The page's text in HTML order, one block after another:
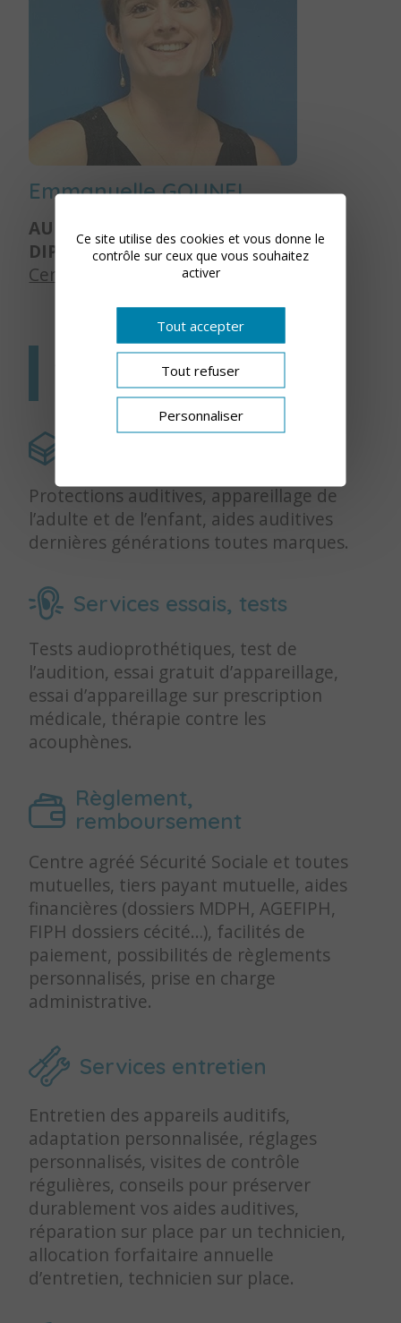
Emmanuelle GOUNEL
AUDIOPROTHÉSISTE
DIPLÔMÉE D’ÉTAT
Centre de Châteauneuf-sur-Loire
SERVICES DU CENTRE
D’AUDITION
Protections auditives, appareillage de
l’adulte et de l’enfant, aides auditives
dernières générations toutes marques.
Services essais, tests
Tests audioprothétiques, test de
l’audition, essai gratuit d’appareillage,
essai d’appareillage sur prescription
médicale, thérapie contre les
acouphènes.
Règlement,
remboursement
Centre agréé Sécurité Sociale et toutes
mutuelles, tiers payant mutuelle, aides
financières (dossiers MDPH, AGEFIPH,
FIPH dossiers cécité…), facilités de
paiement, possibilités de règlements
personnalisés, prise en charge
administrative.
Services entretien
Entretien des appareils auditifs,
adaptation personnalisée, réglages
personnalisés, visites de contrôle
régulières, conseils pour préserver
durablement vos aides auditives,
réparation sur place par un technicien,
allocation forfaitaire annuelle
d’entretien, technicien sur place.
Ce site utilise des cookies et vous donne le
contrôle sur ceux que vous souhaitez
activer
Tout accepter
Tout refuser
Personnaliser